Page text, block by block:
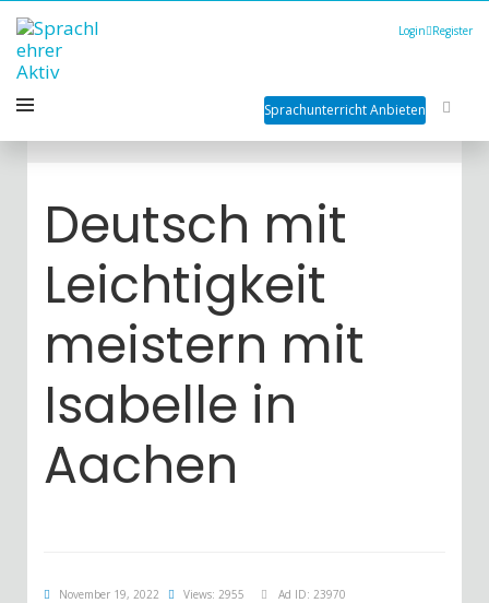
Login Register
Sprachunterricht Anbieten
Deutsch mit
Leichtigkeit
meistern mit
Isabelle in
Aachen
November 19, 2022 Views: 2955 Ad ID: 23970